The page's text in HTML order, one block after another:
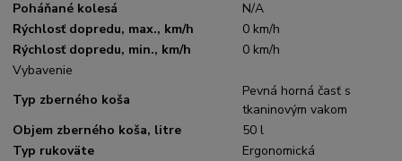
Poháňané kolesá
N/A
Rýchlosť dopredu, max., km/h
0 km/h
Rýchlosť dopredu, min., km/h
0 km/h
Vybavenie
Typ zberného koša
Pevná horná časť s
tkaninovým vakom
Objem zberného koša, litre
50 l
Typ rukoväte
Ergonomická